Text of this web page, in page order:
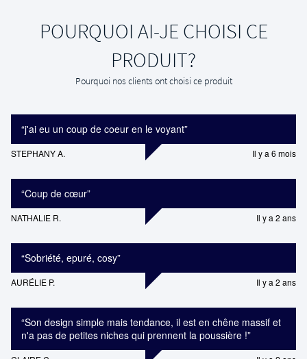
POURQUOI AI-JE CHOISI CE
PRODUIT?
Pourquoi nos clients ont choisi ce produit
“j'ai eu un coup de coeur en le voyant”
STEPHANY A. Il y a 6 mois
“Coup de cœur”
NATHALIE R. Il y a 2 ans
“Sobriété, epuré, cosy”
AURÉLIE P. Il y a 2 ans
“Son design simple mais tendance, il est en chêne massif et
n'a pas de petites niches qui prennent la poussière !”